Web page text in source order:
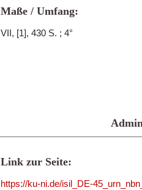
Maße / Umfang:
VII, [1], 430 S. ; 4°
Link zur Seite:
https://ku-ni.de/isil_DE-